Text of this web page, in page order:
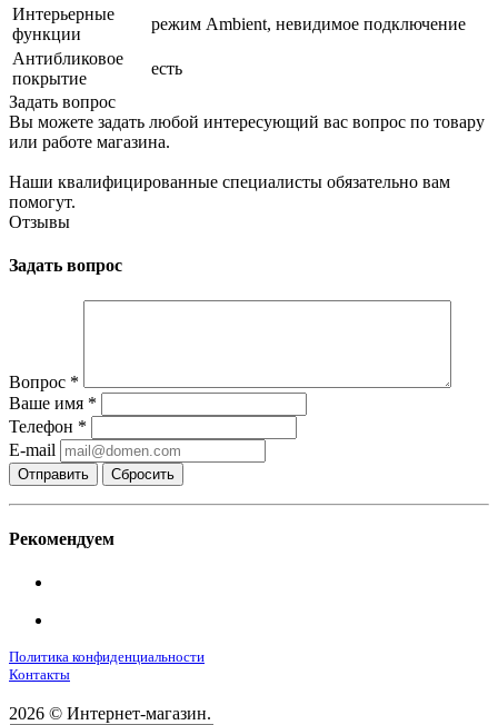
Интерьерные
функции
режим Ambient, невидимое подключение
Антибликовое
покрытие
есть
Задать вопрос
Вы можете задать любой интересующий вас вопрос по товару
или работе магазина.
Наши квалифицированные специалисты обязательно вам
помогут.
Отзывы
Задать вопрос
Вопрос *
Ваше имя *
Телефон *
E-mail
Сбросить
Рекомендуем
Политика конфиденциальности
Контакты
2026 © Интернет-магазин.